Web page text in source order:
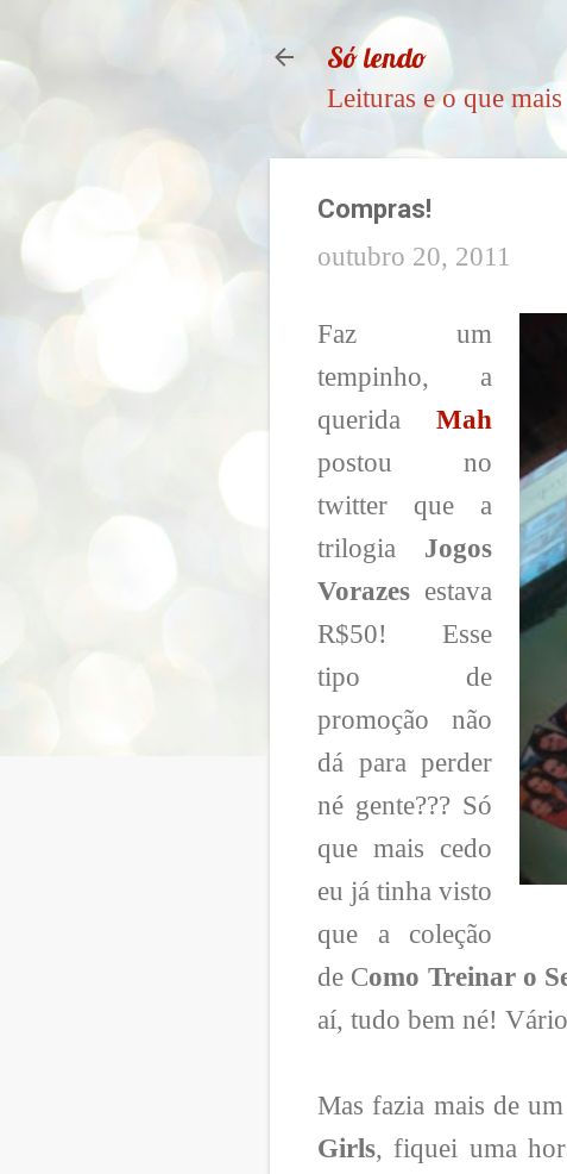
Só lendo
Leituras e o que
Compras!
outubro 20, 2011
Faz um
tempinho, a
querida Mah
postou no
twitter que a
trilogia Jogos
Vorazes estava
R$50! Esse
tipo de
promoção não
dá para perder
né gente??? Só
que mais cedo
eu já tinha visto
que a coleção
de Como Treinar o
aí, tudo bem né!
Mas fazia mais de
Girls, fiquei uma